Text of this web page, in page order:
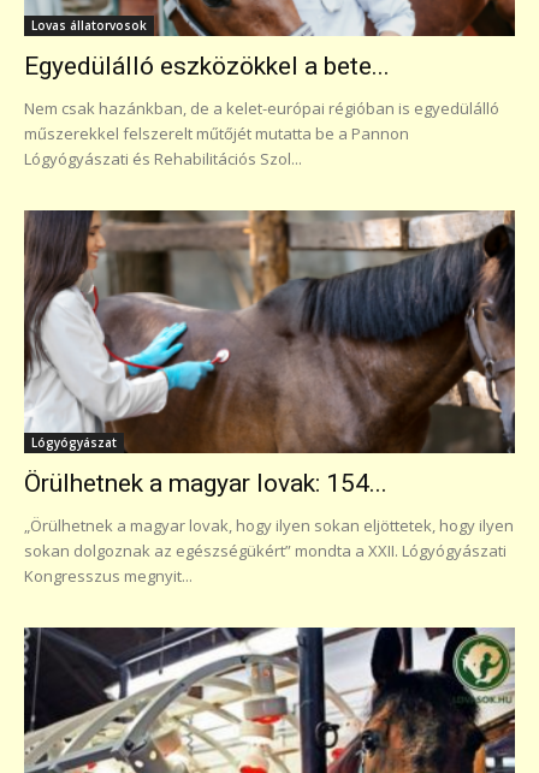
Lovas állatorvosok
Egyedülálló eszközökkel a bete...
Nem csak hazánkban, de a kelet-európai régióban is egyedülálló
műszerekkel felszerelt műtőjét mutatta be a Pannon
Lógyógyászati és Rehabilitációs Szol...
Lógyógyászat
Örülhetnek a magyar lovak: 154...
„Örülhetnek a magyar lovak, hogy ilyen sokan eljöttetek, hogy ilyen
sokan dolgoznak az egészségükért” mondta a XXII. Lógyógyászati
Kongresszus megnyit...